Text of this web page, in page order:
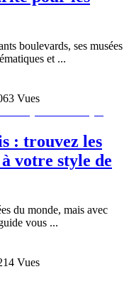
boulevards, ses musées
et ...
Vues
: trouvez les
votre style de
du monde, mais avec
vous ...
Vues